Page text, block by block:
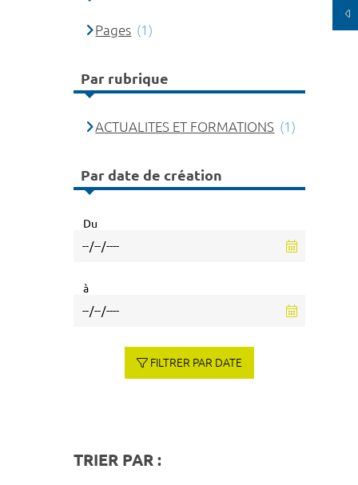
Pages (1)
Par rubrique
ACTUALITES ET FORMATIONS (1)
Par date de création
Du
à
FILTRER PAR DATE
TRIER PAR :